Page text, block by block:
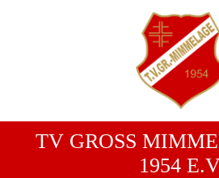
TV GROSS
954 E.V.